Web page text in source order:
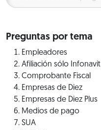
Preguntas por tema
Empleadores
Afiliación sólo Infonavit
Comprobante Fiscal
Empresas de Diez
Empresas de Diez Plus
Medios de pago
SUA